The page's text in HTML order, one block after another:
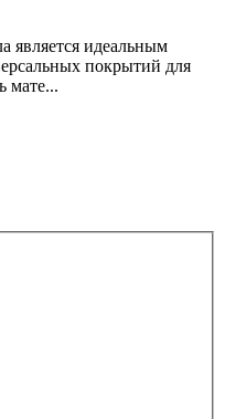
является идеальным
покрытий для
мате...